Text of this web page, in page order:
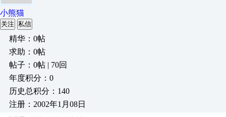
小熊猫
关注 私信
精华：0帖
求助：0帖
帖子：0帖 | 70回
年度积分：0
历史总积分：140
注册：2002年1月08日